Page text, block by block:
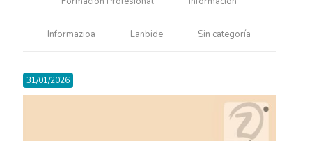
Informazioa Lanbide Sin categoría
31/01/2026